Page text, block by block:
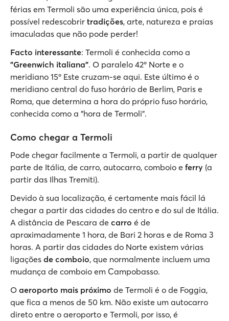
férias em Termoli são uma experiência única, pois é
possível redescobrir tradições, arte, natureza e praias
imaculadas que não pode perder!
Facto interessante: Termoli é conhecida como a
"Greenwich italiana". O paralelo 42º Norte e o
meridiano 15º Este cruzam-se aqui. Este último é o
meridiano central do fuso horário de Berlim, Paris e
Roma, que determina a hora do próprio fuso horário,
conhecida como a "hora de Termoli".
Como chegar a Termoli
Pode chegar facilmente a Termoli, a partir de qualquer
parte de Itália, de carro, autocarro, comboio e ferry (a
partir das Ilhas Tremiti).
Devido à sua localização, é certamente mais fácil lá
chegar a partir das cidades do centro e do sul de Itália.
A distância de Pescara de carro é de
aproximadamente 1 hora, de Bari 2 horas e de Roma 3
horas. A partir das cidades do Norte existem várias
ligações de comboio, que normalmente incluem uma
mudança de comboio em Campobasso.
O aeroporto mais próximo de Termoli é o de Foggia,
que fica a menos de 50 km. Não existe um autocarro
direto entre o aeroporto e Termoli, por isso, é